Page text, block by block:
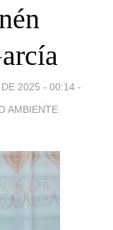
2025 - 00:14 -
AMBIENTE